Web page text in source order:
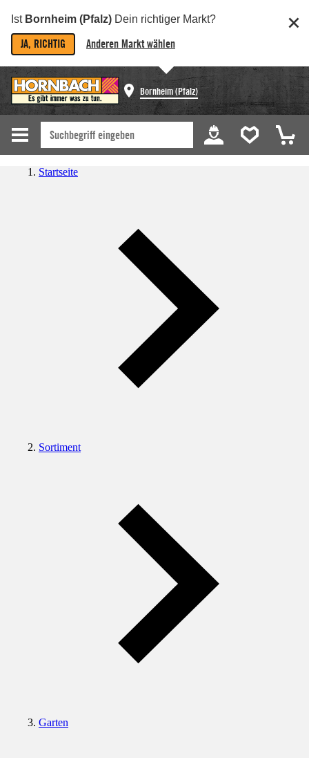
Ist Bornheim (Pfalz) Dein richtiger Markt?
JA, RICHTIG Anderen Markt wählen
Bornheim (Pfalz)
Startseite
Sortiment
Garten